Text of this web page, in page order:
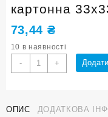
картонна
73,44 ₴
10 в наявності
-
Дошка
для
шахи
+
ОПИС ДОДАТКОВА